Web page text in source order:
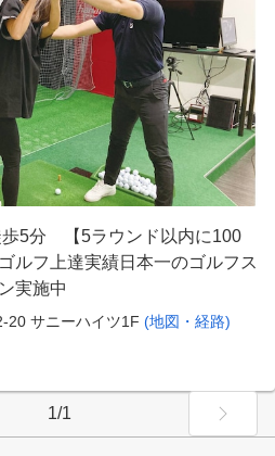
歩5分 【5ラウンド以内に100
ルフ上達実績日本一のゴルフス
実施中
20 サニーハイツ1F (地図・経路)
1/1